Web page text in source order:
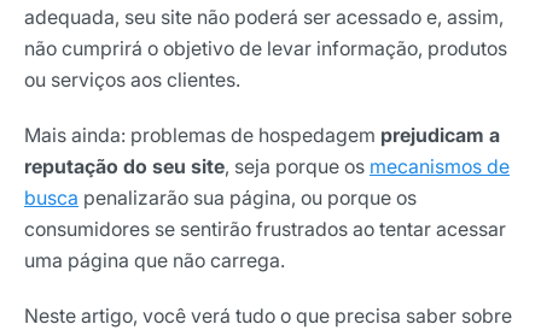
adequada, seu site não poderá ser acessado e, assim,
não cumprirá o objetivo de levar informação, produtos
ou serviços aos clientes.
Mais ainda: problemas de hospedagem prejudicam a
reputação do seu site, seja porque os mecanismos de
busca penalizarão sua página, ou porque os
consumidores se sentirão frustrados ao tentar acessar
uma página que não carrega.
Neste artigo, você verá tudo o que precisa saber sobre